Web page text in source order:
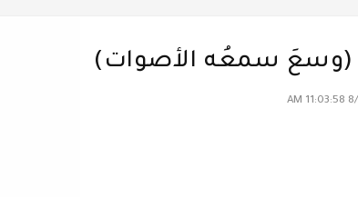
(وسعَ سمعُه الأصوات)
8/